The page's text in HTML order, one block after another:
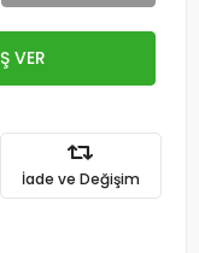
VER
İade ve Değişim